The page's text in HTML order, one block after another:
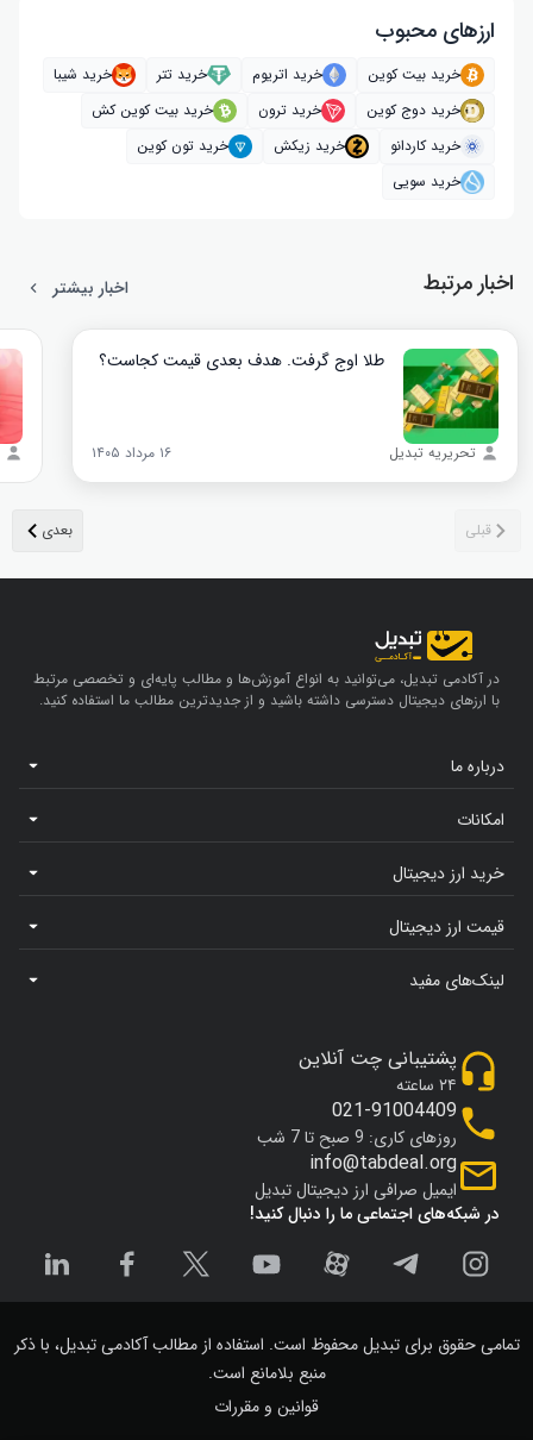
ارز‌های محبوب
خرید بیت کوین خرید اتریوم خرید تتر
خرید شیبا
خرید دوج کوین
خرید ترون
خرید بیت کوین کش
خرید کاردانو
خرید زیکش
خرید تون کوین
خرید سویی
اخبار مرتبط اخبار بیشتر
طلا اوج گرفت. هدف بعدی قیمت کجاست؟
تحریریه تبدیل ۱۶ مرداد ۱۴۰۵
در آکادمی تبدیل، می‌توانید به انواع آموزش‌ها و مطالب پایه‌ای و تخصصی مرتبط
با ارزهای دیجیتال دسترسی داشته باشید و از جدیدترین مطالب ما استفاده کنید.
درباره ما
امکانات
خرید ارز دیجیتال
قیمت ارز دیجیتال
لینک‌های مفید
در شبکه‌های اجتماعی ما را دنبال کنید!
پشتیبانی چت آنلاین
۲۴ ساعته
021-91004409
روزهای کاری: 9 صبح تا 7 شب
info@tabdeal.org
ایمیل صرافی ارز دیجیتال تبدیل
تمامی حقوق برای تبدیل محفوظ است. استفاده از مطالب آکادمی تبدیل، با ذکر
منبع بلامانع است.
قوانین و مقررات